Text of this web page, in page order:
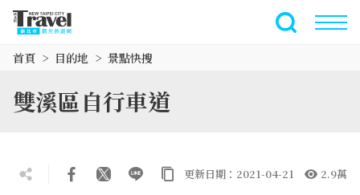
全文檢索
首頁 目的地 景點快搜
雙溪區自行車道
更新日期：2021-04-21 2.9萬